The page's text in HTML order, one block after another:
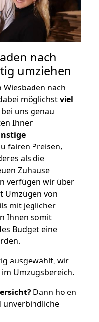
nach
umziehen
Wiesbaden nach
möglichstviel
uns genau
Ihnen
fairen Preisen,
als die
Zuhause
verfügen wir über
Umzügen von
mit jeglicher
Ihnen somit
Budget eine
ausgewählt, wir
Umzugsbereich.
Dann holen
unverbindliche